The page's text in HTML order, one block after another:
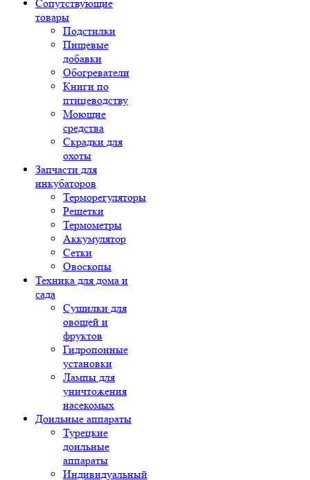
Сопутствующие
товары
Подстилки
Пищевые
добавки
Обогреватели
Книги по
птицеводству
Моющие
средства
Скрадки для
охоты
Запчасти для
инкубаторов
Терморегуляторы
Решетки
Термометры
Аккумулятор
Сетки
Овоскопы
Техника для дома и
сада
Сушилки для
овощей и
фруктов
Гидропонные
установки
Лампы для
уничтожения
насекомых
Доильные аппараты
Турецкие
доильные
аппараты
Индивидуальный